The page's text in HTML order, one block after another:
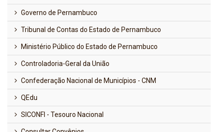
Governo de Pernambuco
Tribunal de Contas do Estado de Pernambuco
Ministério Público do Estado de Pernambuco
Controladoria-Geral da União
Confederação Nacional de Municípios - CNM
QEdu
SICONFI - Tesouro Nacional